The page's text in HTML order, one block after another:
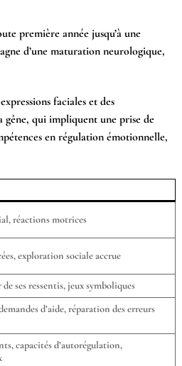
première année jusqu’à une
d’une maturation neurologique,
faciales et des
gêne, qui impliquent une prise de
en régulation émotionnelle,
réactions motrices
exploration sociale accrue
ses ressentis, jeux symboliques
d’aide, réparation des erreurs
capacités d’autorégulation,